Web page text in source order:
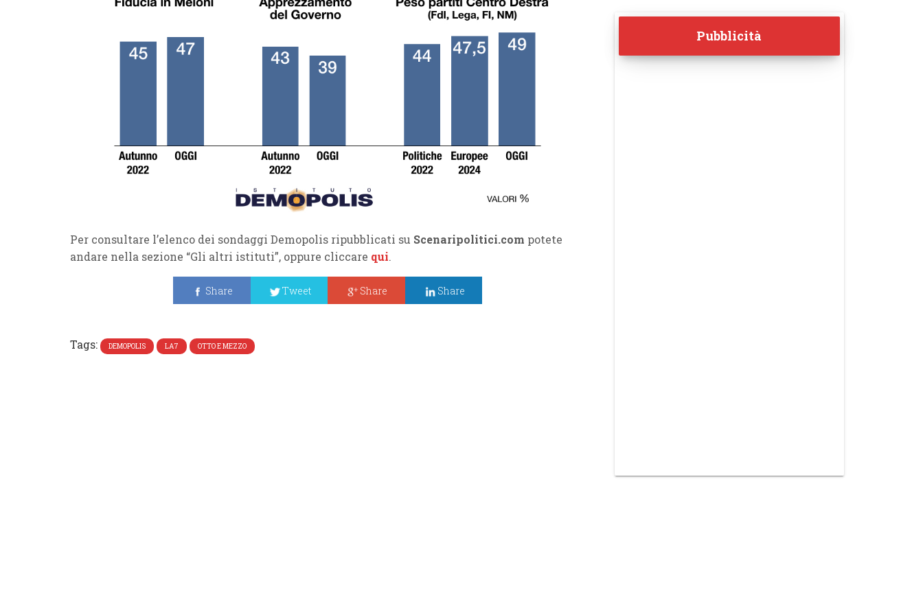
Per consultare l’elenco dei sondaggi Demopolis ripubblicati su Scenaripolitici.com potete
andare nella sezione “Gli altri istituti”, oppure cliccare qui.
Share Tweet Share Share
Tags: DEMOPOLIS LA7 OTTO E MEZZO
Pubblicità